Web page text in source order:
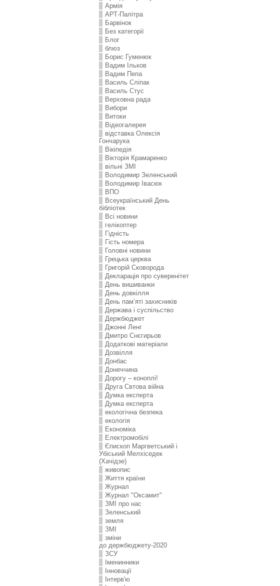
Армія
АРТ-Палітра
Барвінок
Без категорії
Блог
блюз
Борис Гуменюк
Вадим Ільков
Вадим Пепа
Василь Сліпак
Василь Стус
Верховна рада
Вибори
Витоки
Відеогалерея
відставка Олексія
Гончарука
Вікіпедія
Вікторія Крамаренко
вільні ЗМІ
Володимир Зеленський
Володимир Івасюк
ВПО
Всеукраїнський День
бібліотек
Всі новини
гелікоптер
Гідність
Гість номера
Головні новини
Грецька церква
Григорій Сковорода
Декларація про суверенітет
День вишиванки
День довкілля
День пам’яті захисників
Держава і суспільство
Держбюджет
Джонні Ленг
Дмитро Снєгирьов
Додаткові матеріали
Дозвілля
Донбас
Донеччина
Дорогу – коноплі!
Друга Свтова війна
Думка експерта
Думка експерта
екологічна безпека
екологія
Економіка
Електромобілі
Єпископ Маргветський і
Убіський Мелхіседек
(Хачідзе)
живопис
Життя країни
Журнал
Журнал "Оксамит"
ЗMI про нас
Зеленський
земля
ЗМІ
зміни
до держбюджету-2020
ЗСУ
Іменинники
Інновації
Інтерв'ю